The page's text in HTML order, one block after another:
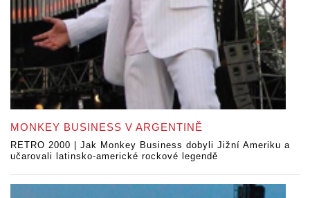
MONKEY BUSINESS V ARGENTINĚ
RETRO 2000 | Jak Monkey Business dobyli Jižní Ameriku a
učarovali latinsko-americké rockové legendě